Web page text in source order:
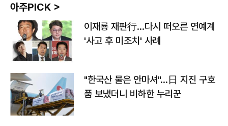
아주PICK >
이재룡 재판行…다시 떠오른 연예계
'사고 후 미조치' 사례
"한국산 물은 안마셔"…日 지진 구호
품 보냈더니 비하한 누리꾼